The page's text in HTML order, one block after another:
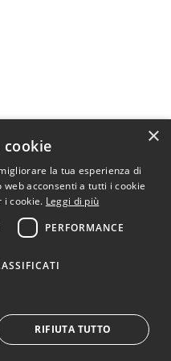
×
la tua esperienza di
acconsenti a tutti i cookie
i cookie. Leggi di più
PERFORMANCE
RIFIUTA TUTTO